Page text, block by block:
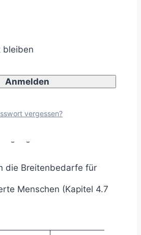
(Kapitel 4.7 RASt).
sich nicht zur Mindestbreite
die Breitenbedarfe für
Menschen (Kapitel 4.7
bleiben
vergessen?